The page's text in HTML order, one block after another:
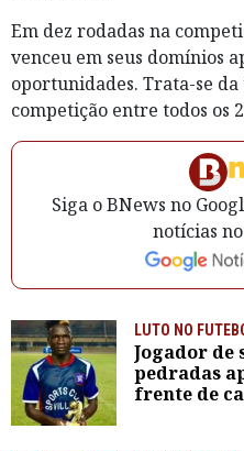
Em dez rodadas na
venceu em seus domínios
oportunidades. Trata-se
competição entre todos os
Siga o BNews no
notícias
LUTO NO
Jogador de
pedradas
frente de